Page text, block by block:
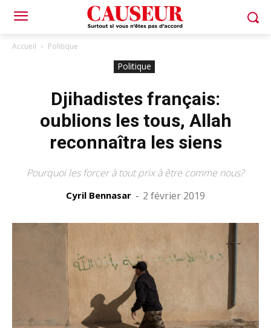
Accueil Politique
Politique
Djihadistes français:
oublions les tous, Allah
reconnaîtra les siens
Pourquoi les forcer à tout prix à être comme nous?
Cyril Bennasar - 2 février 2019